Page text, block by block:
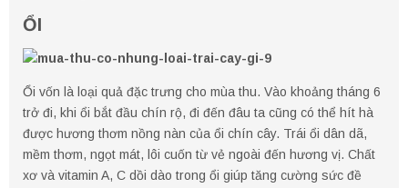
ỔI
Ổi vốn là loại quả đặc trưng cho mùa thu. Vào khoảng tháng 6
trở đi, khi ổi bắt đầu chín rộ, đi đến đâu ta cũng có thể hít hà
được hương thơm nồng nàn của ổi chín cây. Trái ổi dân dã,
mềm thơm, ngọt mát, lôi cuốn từ vẻ ngoài đến hương vị. Chất
xơ và vitamin A, C dồi dào trong ổi giúp tăng cường sức đề